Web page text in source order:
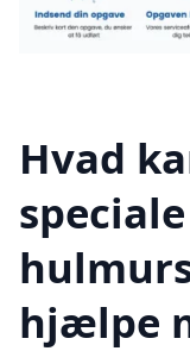
Hvad
hjælpe